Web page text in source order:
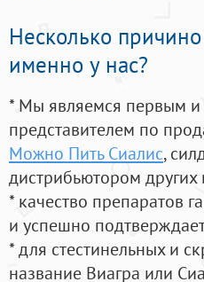
Несколько
именно у нас?
* Мы являемся первым и
представителем по
Можно Пить Сиалис,
дистрибьютором других
* качество препаратов
и успешно
* для стестинельных и
название Виагра или